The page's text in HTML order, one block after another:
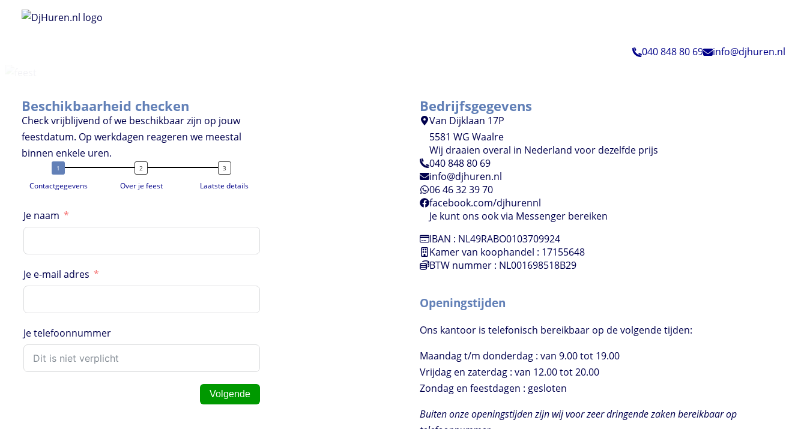
040 848 80 69 info@djhuren.nl
Beschikbaarheid checken
Check vrijblijvend of we beschikbaar zijn op jouw
feestdatum. Op werkdagen reageren we meestal
binnen enkele uren.
Contactgegevens Over je feest Laatste details
Je naam
Je e-mail adres
Je telefoonnummer
Volgende
Bedrijfsgegevens
Van Dijklaan 17P
5581 WG Waalre
Wij draaien overal in Nederland voor dezelfde prijs
040 848 80 69
info@djhuren.nl
06 46 32 39 70
facebook.com/djhurennl
Je kunt ons ook via Messenger bereiken
IBAN : NL49RABO0103709924
Kamer van koophandel : 17155648
BTW nummer : NL001698518B29
Openingstijden
Ons kantoor is telefonisch bereikbaar op de volgende tijden:
Maandag t/m donderdag : van 9.00 tot 19.00
Vrijdag en zaterdag : van 12.00 tot 20.00
Zondag en feestdagen : gesloten
Buiten onze openingstijden zijn wij voor zeer dringende zaken bereikbaar op